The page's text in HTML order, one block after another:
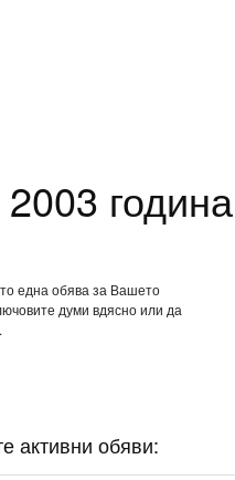
една обява за Вашето
думи вдясно или да
активни обяви: